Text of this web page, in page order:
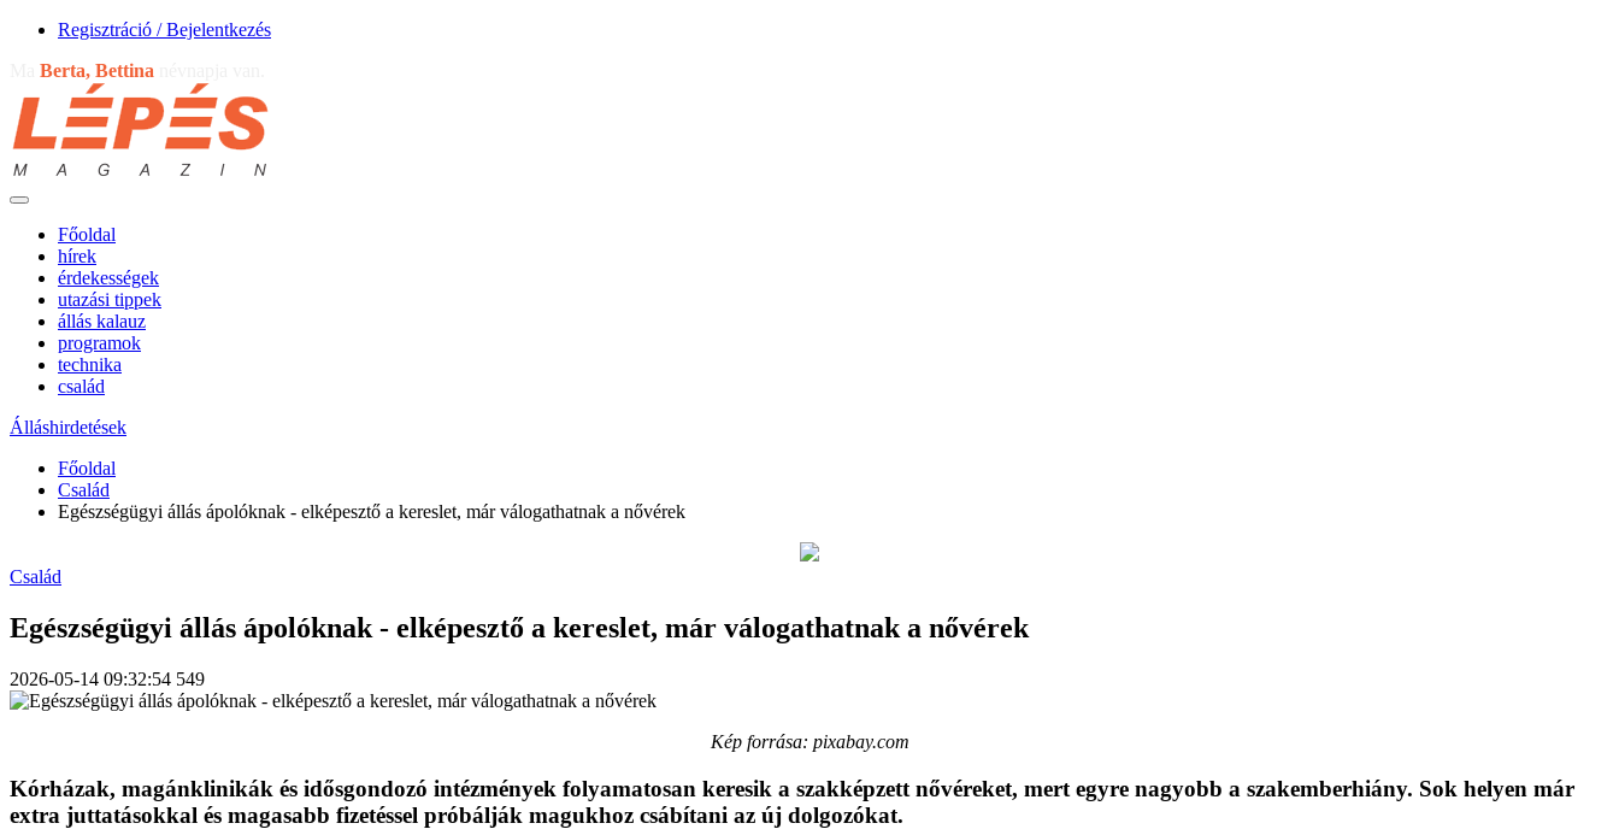
Regisztráció / Bejelentkezés
Berta, Bettina
Főoldal
hírek
érdekességek
utazási tippek
állás kalauz
programok
technika
család
Álláshirdetések
Főoldal
Család
Egészségügyi állás ápolóknak - elképesztő a kereslet, már válogathatnak a nővérek
Család
Egészségügyi állás ápolóknak - elképesztő a kereslet, már válogathatnak a nővérek
2026-05-14 09:32:54 549
Kép forrása: pixabay.com
Kórházak, magánklinikák és idősgondozó intézmények folyamatosan keresik a szakképzett nővéreket, mert egyre nagyobb a szakemberhiány. Sok helyen már
extra juttatásokkal és magasabb fizetéssel próbálják magukhoz csábítani az új dolgozókat.